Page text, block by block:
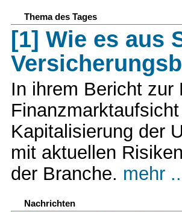
Thema des Tages
[1] Wie es aus
In ihrem Bericht zur
Kapitalisierung der
mit aktuellen
der Branche. mehr
Nachrichten